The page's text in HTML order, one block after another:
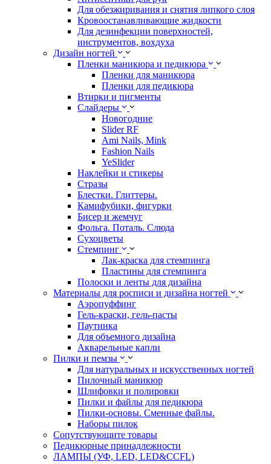
Для обезжиривания и снятия липкого слоя
Кровоостанавливающие жидкости
Для дезинфекции поверхностей,
инструментов, вохдуха
Дизайн ногтей
Пленки маникюра и педикюра
Пленки для маникюра
Пленки для педикюра
Втирки и пигменты
Слайдеры
Новогодние
Slider RF
Ami Nails, Mink
Fashion Nails
YeSlider
Наклейки и стикеры
Стразы
Блестки. Глиттеры.
Камифубики, фигурки
Бисер и жемчуг
Фольга. Поталь. Слюда
Сухоцветы
Стемпинг
Лак-краска для стемпинга
Пластины для стемпинга
Полоски и ленты для дизайна
Материалы для росписи и дизайна ногтей
Аэропуффинг
Гель-краски, гель-пасты
Паутинка
Для объемного дизайна
Акварельные капли
Пилки и пемзы
Для натуральных и искусственных ногтей
Пилочный маникюр
Шлифовки и полировки
Пилки и файлы для педикюра
Пилки-основы. Сменные файлы.
Наборы пилок
Сопутствующите товары
Педикюрные принадлежности
ЛАМПЫ (УФ, LED, LED&CCFL)